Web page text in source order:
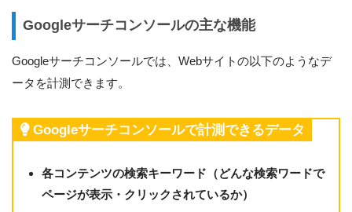
Googleサーチコンソールの主な機能
Googleサーチコンソールでは、Webサイトの以下のようなデ
ータを計測できます。
Googleサーチコンソールで計測できるデータ
各コンテンツの検索キーワード（どんな検索ワードで
ページが表示・クリックされているか）